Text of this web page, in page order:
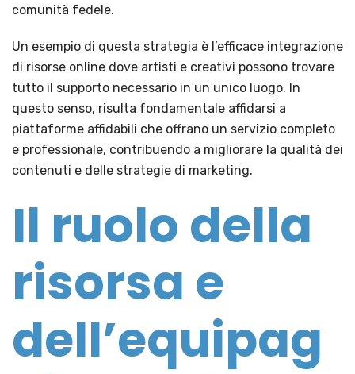
comunità fedele.
Un esempio di questa strategia è l’efficace integrazione
di risorse online dove artisti e creativi possono trovare
tutto il supporto necessario in un unico luogo. In
questo senso, risulta fondamentale affidarsi a
piattaforme affidabili che offrano un servizio completo
e professionale, contribuendo a migliorare la qualità dei
contenuti e delle strategie di marketing.
Il ruolo della
risorsa e
dell’equipag